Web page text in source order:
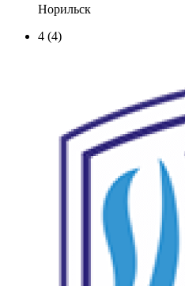
Норильск
4 (4)